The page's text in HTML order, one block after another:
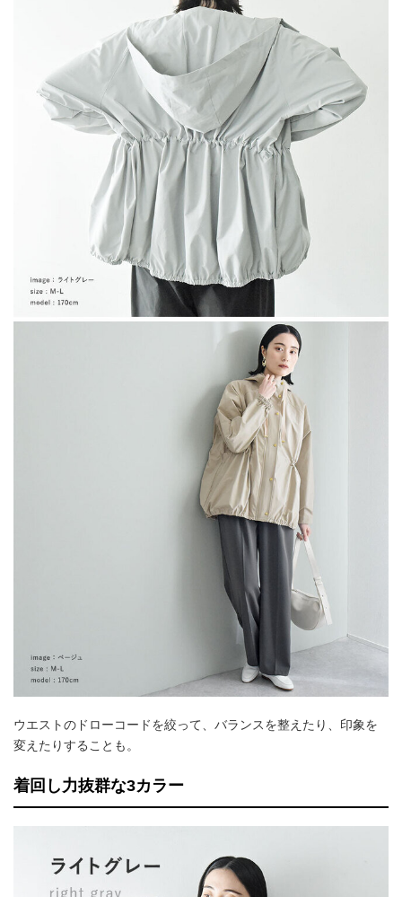
ウエストのドローコードを絞って、バランスを整えたり、印象を
変えたりすることも。
着回し力抜群な3カラー